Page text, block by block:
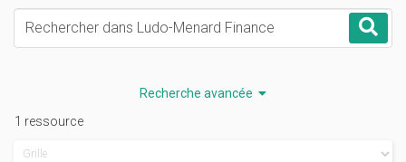
Recherche avancée
1 ressource